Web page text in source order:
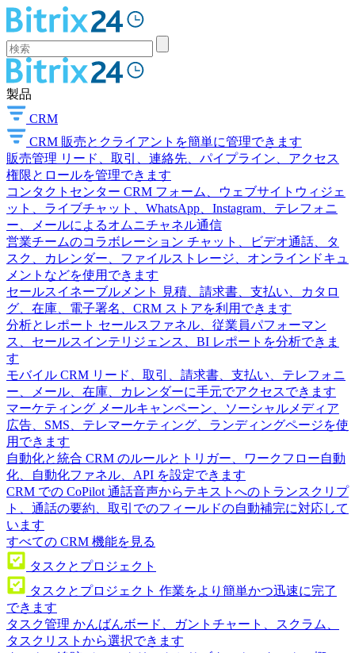
製品
CRM
CRM 販売とクライアントを簡単に管理できます
販売管理 リード、取引、連絡先、パイプライン、アクセス
権限とロールを管理できます
コンタクトセンター CRM フォーム、ウェブサイトウィジェ
ット、ライブチャット、WhatsApp、Instagram、テレフォニ
ー、メールによるオムニチャネル通信
営業チームのコラボレーション チャット、ビデオ通話、タ
スク、カレンダー、ファイルストレージ、オンラインドキュ
メントなどを使用できます
セールスイネーブルメント
見積、請求書、支払い、カタロ
グ、在庫、電子署名、CRM ストアを利用できます
分析とレポート セールスファネル、従業員パフォーマン
ス、セールスインテリジェンス、BI レポートを分析できま
す
モバイル CRM リード、取引、請求書、支払い、テレフォニ
ー、メール、在庫、カレンダーに手元でアクセスできます
マーケティング メールキャンペーン、ソーシャルメディア
広告、SMS、テレマーケティング、ランディングページを使
用できます
自動化と統合 CRM のルールとトリガー、ワークフロー自動
化、自動化ファネル、API を設定できます
CRM での CoPilot 通話音声からテキストへのトランスクリプ
ト、通話の要約、取引でのフィールドの自動補完に対応して
います
すべての CRM 機能を見る
タスクとプロジェクト
タスクとプロジェクト 作業をより簡単かつ迅速に完了
できます
タスク管理 かんばんボード、ガントチャート、スクラム、
タスクリストから選択できます